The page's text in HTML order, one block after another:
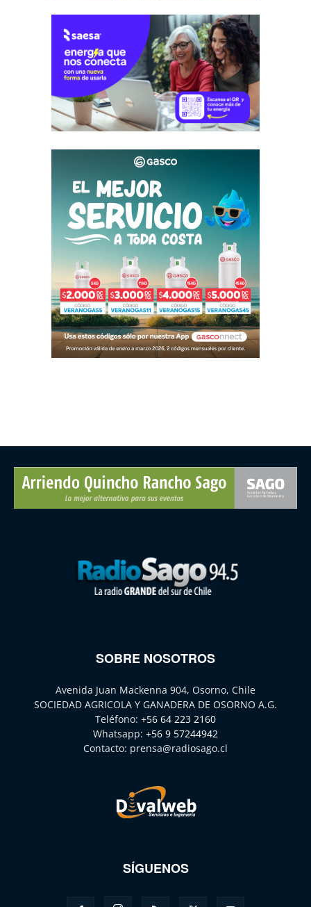
SOBRE NOSOTROS
Avenida Juan Mackenna 904, Osorno, Chile
SOCIEDAD AGRICOLA Y GANADERA DE OSORNO A.G.
Teléfono: +56 64 223 2160
Whatsapp: +56 9 57244942
Contacto: prensa@radiosago.cl
SÍGUENOS